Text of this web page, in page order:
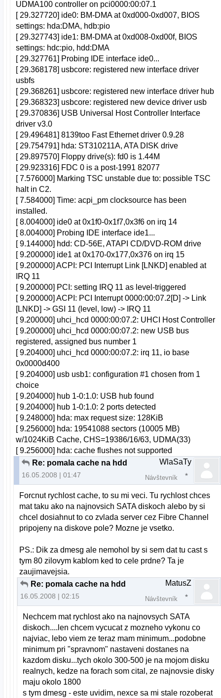
UDMA100 controller on pci0000:00:07.1
[ 29.327720] ide0: BM-DMA at 0xd000-0xd007, BIOS
settings: hda:DMA, hdb:pio
[ 29.327743] ide1: BM-DMA at 0xd008-0xd00f, BIOS
settings: hdc:pio, hdd:DMA
[ 29.327761] Probing IDE interface ide0...
[ 29.368178] usbcore: registered new interface driver
usbfs
[ 29.368261] usbcore: registered new interface driver hub
[ 29.368323] usbcore: registered new device driver usb
[ 29.370836] USB Universal Host Controller Interface
driver v3.0
[ 29.496481] 8139too Fast Ethernet driver 0.9.28
[ 29.754791] hda: ST310211A, ATA DISK drive
[ 29.897570] Floppy drive(s): fd0 is 1.44M
[ 29.923316] FDC 0 is a post-1991 82077
[ 7.576000] Marking TSC unstable due to: possible TSC
halt in C2.
[ 7.584000] Time: acpi_pm clocksource has been
installed.
[ 8.004000] ide0 at 0x1f0-0x1f7,0x3f6 on irq 14
[ 8.004000] Probing IDE interface ide1...
[ 9.144000] hdd: CD-56E, ATAPI CD/DVD-ROM drive
[ 9.200000] ide1 at 0x170-0x177,0x376 on irq 15
[ 9.200000] ACPI: PCI Interrupt Link [LNKD] enabled at
IRQ 11
[ 9.200000] PCI: setting IRQ 11 as level-triggered
[ 9.200000] ACPI: PCI Interrupt 0000:00:07.2[D] -> Link
[LNKD] -> GSI 11 (level, low) -> IRQ 11
[ 9.200000] uhci_hcd 0000:00:07.2: UHCI Host Controller
[ 9.200000] uhci_hcd 0000:00:07.2: new USB bus
registered, assigned bus number 1
[ 9.204000] uhci_hcd 0000:00:07.2: irq 11, io base
0x0000d400
[ 9.204000] usb usb1: configuration #1 chosen from 1
choice
[ 9.204000] hub 1-0:1.0: USB hub found
[ 9.204000] hub 1-0:1.0: 2 ports detected
[ 9.248000] hda: max request size: 128KiB
[ 9.256000] hda: 19541088 sectors (10005 MB)
w/1024KiB Cache, CHS=19386/16/63, UDMA(33)
[ 9.256000] hda: cache flushes not supported
Re: pomala cache na hdd
16.05.2008 | 01:47
WlaSaTy
Návštevník
Forcnut rychlost cache, to su mi veci. Tu rychlost chces
mat taku ako na najnovsich SATA diskoch alebo by si
chcel dosiahnut to co zvlada server cez Fibre Channel
pripojeny na diskove pole? Mozne je vsetko.
PS.: Dik za dmesg ale nemohol by si sem dat tu cast s
tym 80 zilovym kablom ked to cele prdne? Ta je
zaujimavejsia.
Re: pomala cache na hdd
16.05.2008 | 02:15
MatusZ
Návštevník
Nechcem mat rychlost ako na najnovsych SATA
diskoch....len chcem vycucat z mozneho vykonu co
najviac, lebo viem ze teraz mam minimum...podobne
minimum pri "spravnom" nastaveni dostanes na
kazdom disku...tych okolo 300-500 je na mojom disku
realnych, kedze na forach som cital, ze najnovsie disky
maju okolo 1800
s tym dmesg - este uvidim, nexce sa mi stale rozoberat